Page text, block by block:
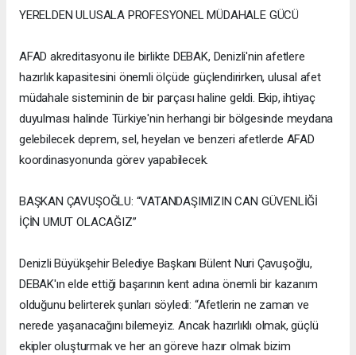
YERELDEN ULUSALA PROFESYONEL MÜDAHALE GÜCÜ
AFAD akreditasyonu ile birlikte DEBAK, Denizli'nin afetlere
hazırlık kapasitesini önemli ölçüde güçlendirirken, ulusal afet
müdahale sisteminin de bir parçası haline geldi. Ekip, ihtiyaç
duyulması halinde Türkiye'nin herhangi bir bölgesinde meydana
gelebilecek deprem, sel, heyelan ve benzeri afetlerde AFAD
koordinasyonunda görev yapabilecek.
BAŞKAN ÇAVUŞOĞLU: “VATANDAŞIMIZIN CAN GÜVENLİĞİ
İÇİN UMUT OLACAĞIZ”
Denizli Büyükşehir Belediye Başkanı Bülent Nuri Çavuşoğlu,
DEBAK'ın elde ettiği başarının kent adına önemli bir kazanım
olduğunu belirterek şunları söyledi: “Afetlerin ne zaman ve
nerede yaşanacağını bilemeyiz. Ancak hazırlıklı olmak, güçlü
ekipler oluşturmak ve her an göreve hazır olmak bizim